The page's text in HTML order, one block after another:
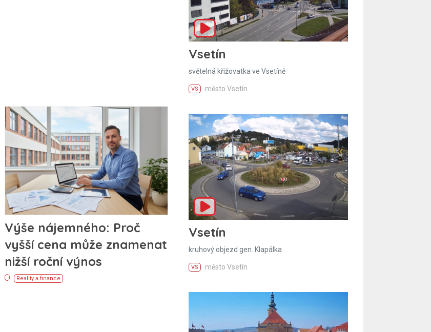
Výše nájemného: Proč
vyšší cena může znamenat
nižší roční výnos
Reality a finance
Vsetín
světelná křižovatka ve Vsetíně
VS město Vsetín
Vsetín
kruhový objezd gen. Klapálka
VS město Vsetín